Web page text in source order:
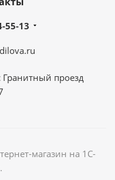
55-13
Гранитный проезд
магазин на 1С-